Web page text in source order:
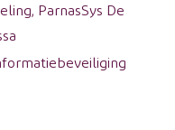
ParnasSys De